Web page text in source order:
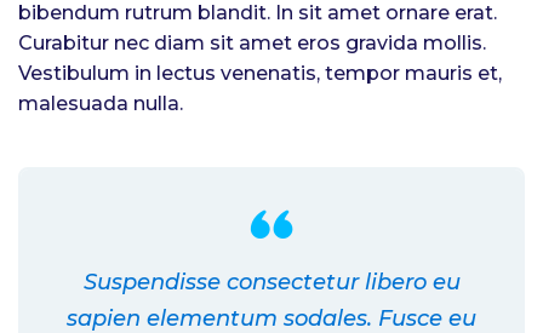
bibendum rutrum blandit. In sit amet ornare erat.
Curabitur nec diam sit amet eros gravida mollis.
Vestibulum in lectus venenatis, tempor mauris et,
malesuada nulla.
Suspendisse consectetur libero eu
sapien elementum sodales. Fusce eu